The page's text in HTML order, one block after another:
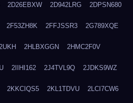
2D26EBXW 2D942LRG 2DPSN680
2F53ZH8K 2FFJSSR3 2G789XQE
2HLBXGGN 2HMC2F0V
2IIHI162 2J4TVL9Q 2JDKS9WZ
2KKCIQS5 2KL1TDVU 2LCI7CW6